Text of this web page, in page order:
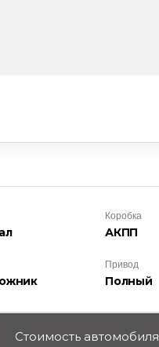
Коробка
АКПП
Привод
Полный
Стоимость автомобиля